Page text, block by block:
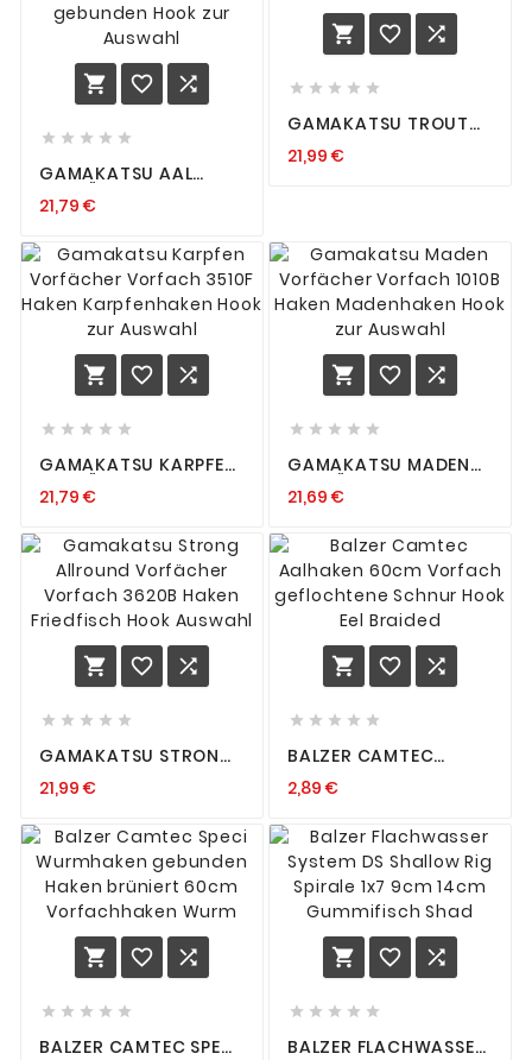
  
    
GAMAKATSU AAL
VORFÄCHER VORFACH
3120R HAKEN
HOOK ZUR AUSWAHL
21,79 €
  
    
GAMAKATSU TROUT
708N ZUR AUSWAHL A1
21,99 €
  
    
GAMAKATSU KARPFEN
VORFÄCHER VORFACH
3510F HAKEN
ZUR AUSWAHL
21,79 €
  
    
GAMAKATSU MADEN
VORFÄCHER VORFACH
1010B HAKEN
ZUR AUSWAHL
21,69 €
  
    
GAMAKATSU STRONG
VORFÄCHER VORFACH
FRIEDFISCH HOOK
AUSWAHL
21,99 €
  
    
BALZER CAMTEC
VORFACH
HOOK EEL BRAIDED
2,89 €
  
    
BALZER CAMTEC SPECI
  
    
BALZER FLACHWASSER